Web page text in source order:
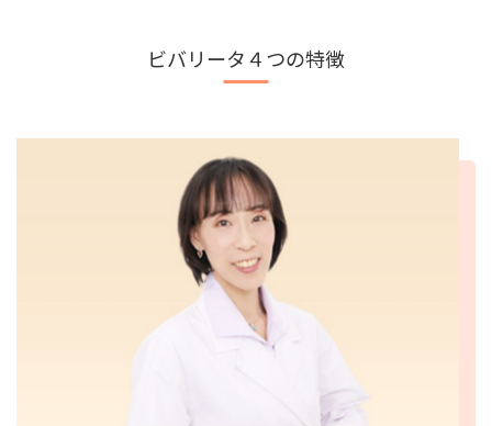
ビバリータ４つの特徴